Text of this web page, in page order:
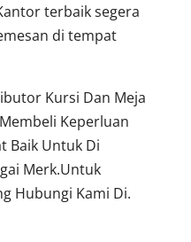
terbaik segera
di tempat
Kursi Dan Meja
Keperluan
Baik Untuk Di
Merk.Untuk
Hubungi Kami Di.